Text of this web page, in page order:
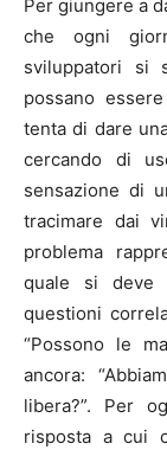
Per giungere a
che ogni
sviluppatori si
possano
tenta di dare
cercando di
sensazione di
tracimare dai
problema
quale si deve
questioni
“Possono le
ancora:
libera?”. Per
risposta a cui